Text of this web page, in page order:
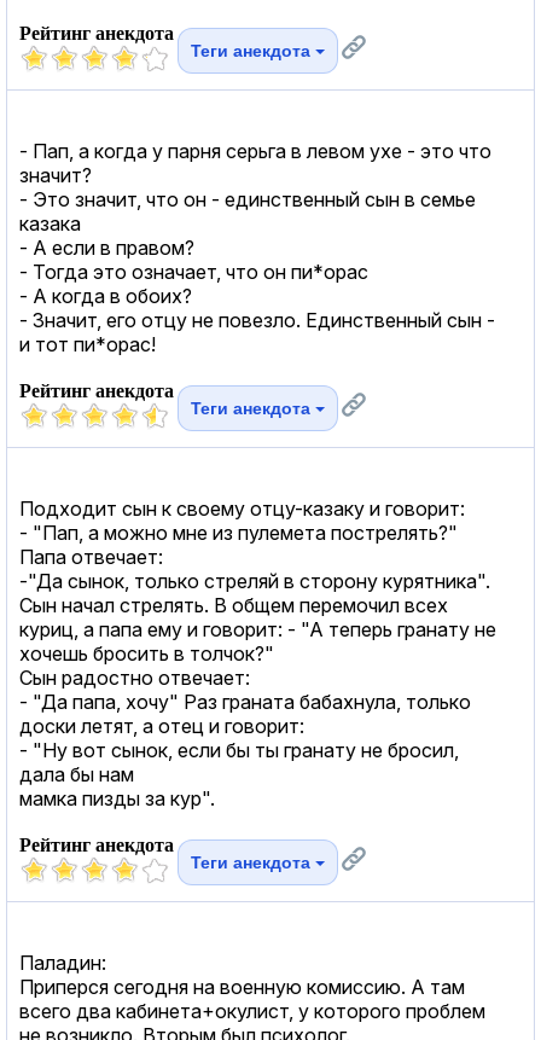
Рейтинг анекдота
Теги анекдота
- Пап, а когда у парня серьга в левом ухе - это что
значит?
- Это значит, что он - единственный сын в семье
казака
- А если в правом?
- Тогда это означает, что он пи*орас
- А когда в обоих?
- Значит, его отцу не повезло. Единственный сын -
и тот пи*орас!
Рейтинг анекдота
Теги анекдота
Подходит сын к своему отцу-казаку и говорит:
- "Пап, а можно мне из пулемета пострелять?"
Папа отвечает:
-"Да сынок, только стреляй в сторону курятника".
Сын начал стрелять. В общем перемочил всех
куриц, а папа ему и говорит: - "А теперь гранату не
хочешь бросить в толчок?"
Сын радостно отвечает:
- "Да папа, хочу" Раз граната бабахнула, только
доски летят, а отец и говорит:
- "Ну вот сынок, если бы ты гранату не бросил,
дала бы нам
мамка пизды за кур".
Рейтинг анекдота
Теги анекдота
Паладин:
Приперся сегодня на военную комиссию. А там
всего два кабинета+окулист, у которого проблем
не возникло. Вторым был психолог.